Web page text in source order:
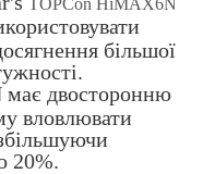
TOPCon HiMAX6N
більшої
двосторонню
вловлювати
20%.